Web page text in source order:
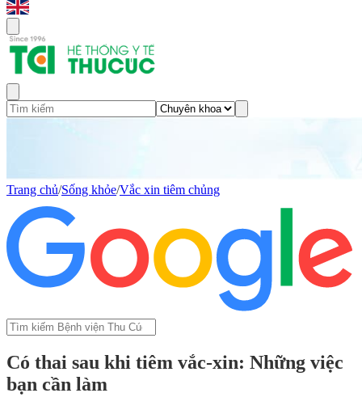
Trang chủ/Sống khỏe/Vắc xin tiêm chủng
Có thai sau khi tiêm vắc-xin: Những việc
bạn cần làm